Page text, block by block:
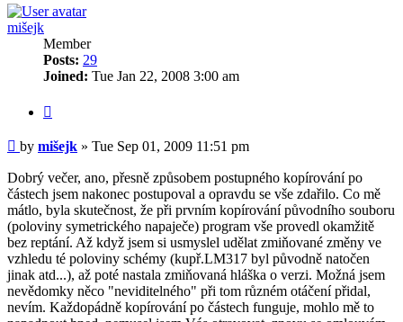
mišejk
Member
Posts: 29
Joined: Tue Jan 22, 2008 3:00 am
Post
by mišejk » Tue Sep 01, 2009 11:51 pm
Dobrý večer, ano, přesně způsobem postupného kopírování po
částech jsem nakonec postupoval a opravdu se vše zdařilo. Co mě
mátlo, byla skutečnost, že při prvním kopírování původního souboru
(poloviny symetrického napaječe) program vše provedl okamžitě
bez reptání. Až když jsem si usmyslel udělat zmiňované změny ve
vzhledu té poloviny schémy (kupř.LM317 byl původně natočen
jinak atd...), až poté nastala zmiňovaná hláška o verzi. Možná jsem
nevědomky něco "neviditelného" při tom různém otáčení přidal,
nevím. Každopádně kopírování po částech funguje, mohlo mě to